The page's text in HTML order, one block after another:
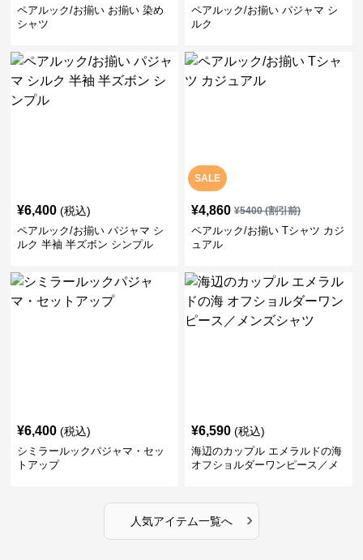
ペアルック/お揃い お揃い 染め
シャツ
ペアルック/お揃い パジャマ シ
ルク
¥6,400 (税込)
ペアルック/お揃い パジャマ シ
ルク 半袖 半ズボン シンプル
SALE
¥4,860 ¥5400(割引前)
ペアルック/お揃い Tシャツ カジ
ュアル
¥6,400 (税込)
シミラールックパジャマ・セッ
トアップ
¥6,590 (税込)
海辺のカップル エメラルドの海
オフショルダーワンピース／メ
人気アイテム一覧へ ›